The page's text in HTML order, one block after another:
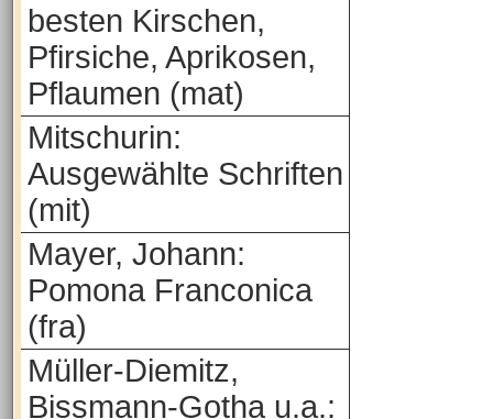
besten Kirschen,
Pfirsiche, Aprikosen,
Pflaumen (mat)
Mitschurin:
Ausgewählte Schriften
(mit)
Mayer, Johann:
Pomona Franconica
(fra)
Müller-Diemitz,
Bissmann-Gotha u.a.: